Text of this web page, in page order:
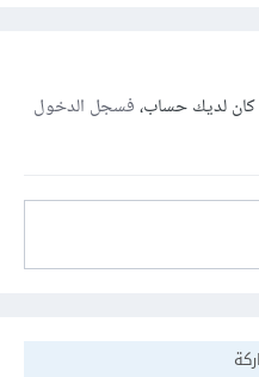
كان لديك حساب،فسجل الدخول